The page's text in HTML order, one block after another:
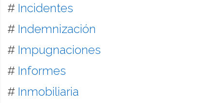
# Incidentes
# Indemnización
# Impugnaciones
# Informes
# Inmobiliaria